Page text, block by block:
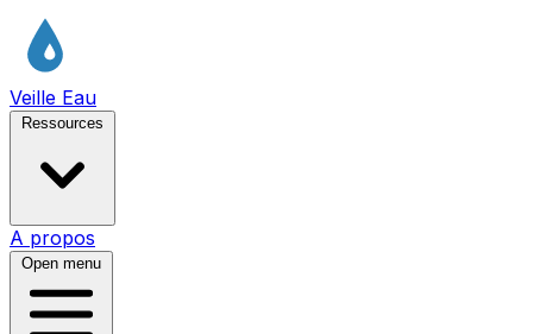
Veille Eau
Ressources
A propos
Open menu